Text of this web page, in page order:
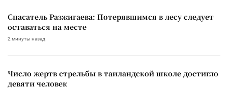
Спасатель Разжигаева: Потерявшимся в лесу следует
оставаться на месте
2 минуты назад
Число жертв стрельбы в таиландской школе достигло
девяти человек